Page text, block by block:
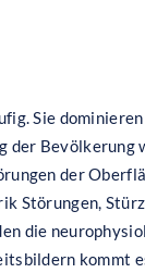
Sie
der Bevölkerung
der
Störungen,
die
kommt